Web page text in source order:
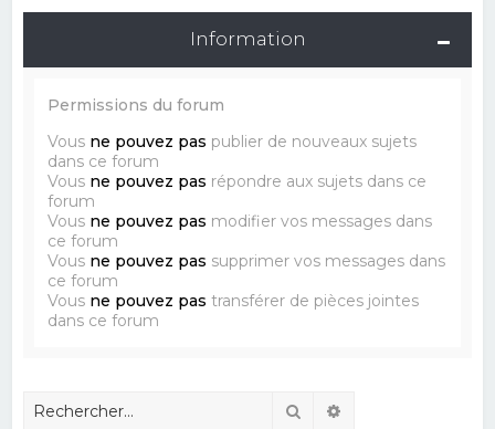
Information
Permissions du forum
Vous ne pouvez pas publier de nouveaux sujets
dans ce forum
Vous ne pouvez pas répondre aux sujets dans ce
forum
Vous ne pouvez pas modifier vos messages dans
ce forum
Vous ne pouvez pas supprimer vos messages dans
ce forum
Vous ne pouvez pas transférer de pièces jointes
dans ce forum
Rechercher